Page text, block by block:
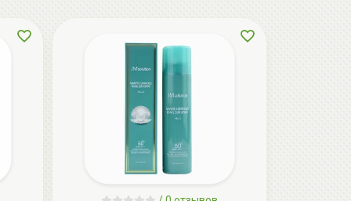
ГЕЛЬТЕК sun protection солнцезащитный
крем Мультипротектор SPF50+ oil free,